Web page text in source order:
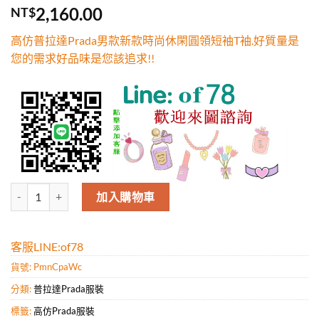
評分5.00 /
5，已有
1
位
分
NT$2,160.00
高仿普拉達Prada男款新款時尚休閑圓領短袖T袖.好質量是
您的需求好品味是您該追求!!
高仿普拉達Prada男款新款時尚休閑圓領短袖T袖.好質量是您的需求
加入購物車
客服LINE:of78
貨號: PmnCpaWc
分類:普拉達Prada服裝
標籤:高仿Prada服裝